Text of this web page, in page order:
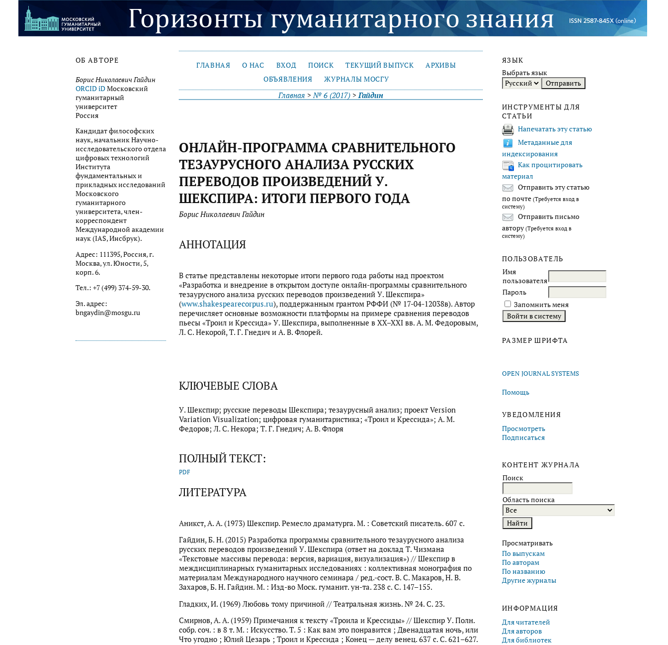
ОБ АВТОРЕ
Борис Николаевич Гайдин
ORCID iDМосковский
гуманитарный
университет
Россия
Кандидат философских
наук, начальник Научно-
исследовательского отдела
цифровых технологий
Института
фундаментальных и
прикладных исследований
Московского
гуманитарного
университета, член-
корреспондент
Международной академии
наук (IAS, Инсбрук).
Адрес: 111395, Россия, г.
Москва, ул. Юности, 5,
корп. 6.
Тел.: +7 (499) 374-59-30.
Эл. адрес:
bngaydin@mosgu.ru
ЯЗЫК
Выбрать язык
ИНСТРУМЕНТЫ ДЛЯ
СТАТЬИ
Напечатать эту статью
Метаданные для
индексирования
Как процитировать
материал
Отправить эту статью
по почте (Требуется вход в
систему)
Отправить письмо
автору (Требуется вход в
систему)
ПОЛЬЗОВАТЕЛЬ
Имя
пользователя
Пароль
Запомнить меня
РАЗМЕР ШРИФТА
OPEN JOURNAL SYSTEMS
Помощь
УВЕДОМЛЕНИЯ
Просмотреть
Подписаться
КОНТЕНТ ЖУРНАЛА
Поиск
Область поиска
Просматривать
По выпускам
По авторам
По названию
Другие журналы
ИНФОРМАЦИЯ
Для читателей
Для авторов
Для библиотек
ГЛАВНАЯ О НАС ВХОД ПОИСК ТЕКУЩИЙ ВЫПУСК
АРХИВЫ
ОБЪЯВЛЕНИЯ
ЖУРНАЛЫ МОСГУ
Главная >№ 6 (2017) >Гайдин
ОНЛАЙН-ПРОГРАММА СРАВНИТЕЛЬНОГО
ТЕЗАУРУСНОГО АНАЛИЗА РУССКИХ
ПЕРЕВОДОВ ПРОИЗВЕДЕНИЙ У.
ШЕКСПИРА: ИТОГИ ПЕРВОГО ГОДА
Борис Николаевич Гайдин
АННОТАЦИЯ
В статье представлены некоторые итоги первого года работы над проектом
«Разработка и внедрение в открытом доступе онлайн-программы сравнительного
тезаурусного анализа русских переводов произведений У. Шекспира»
(www.shakespearecorpus.ru), поддержанным грантом РФФИ (№ 17-04-12038в). Автор
перечисляет основные возможности платформы на примере сравнения переводов
пьесы «Троил и Крессида» У. Шекспира, выполненные в XX–XXI вв. А. М. Федоровым,
Л. С. Некорой, Т. Г. Гнедич и А. В. Флорей.
КЛЮЧЕВЫЕ СЛОВА
У. Шекспир; русские переводы Шекспира; тезаурусный анализ; проект Version
Variation Visualization; цифровая гуманитаристика; «Троил и Крессида»; А. М.
Федоров; Л. С. Некора; Т. Г. Гнедич; А. В. Флоря
ПОЛНЫЙ ТЕКСТ:
PDF
ЛИТЕРАТУРА
Аникст, А. А. (1973) Шекспир. Ремесло драматурга. М. : Советский писатель. 607 с.
Гайдин, Б. Н. (2015) Разработка программы сравнительного тезаурусного анализа
русских переводов произведений У. Шекспира (ответ на доклад Т. Чизмана
«Текстовые массивы перевода: версия, вариация, визуализация») // Шекспир в
междисциплинарных гуманитарных исследованиях : коллективная монография по
материалам Международного научного семинара / ред.-сост. В. С. Макаров, Н. В.
Захаров, Б. Н. Гайдин. М. : Изд-во Моск. гуманит. ун-та. 238 с. С. 147–155.
Гладких, И. (1969) Любовь тому причиной // Театральная жизнь. № 24. С. 23.
Смирнов, А. А. (1959) Примечания к тексту «Троила и Крессиды» // Шекспир У. Полн.
собр. соч. : в 8 т. М. : Искусство. Т. 5 : Как вам это понравится ; Двенадцатая ночь, или
Что угодно ; Юлий Цезарь ; Троил и Крессида ; Конец — делу венец. 637 с. С. 621–627.